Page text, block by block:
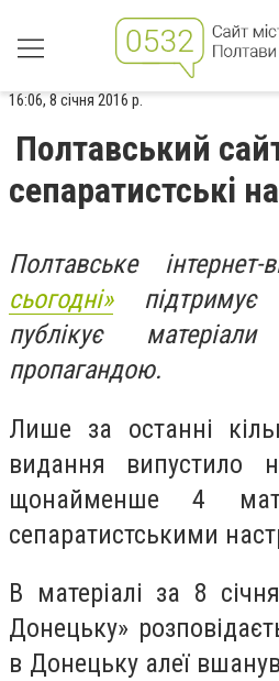
16:06, 8 січня 2016 р.
Полтавський
сепаратистські
Полтавське інтернет-
сьогодні»підтримує
публікує
пропагандою.
Лише за останні
видання випустило
щонайменше 4
сепаратистськими
В матеріалі за 8
Донецьку»
в Донецьку алеї